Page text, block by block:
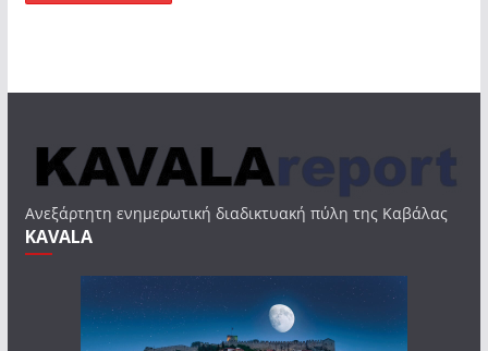
Ανεξάρτητη ενημερωτική διαδικτυακή πύλη της Καβάλας
KAVALA